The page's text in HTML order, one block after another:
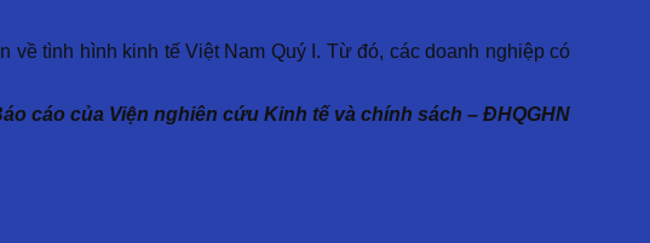
tình hình kinh tế Việt Nam Quý I. Từ đó, các doanh nghiệp có
cáo của Viện nghiên cứu Kinh tế và chính sách – ĐHQGHN